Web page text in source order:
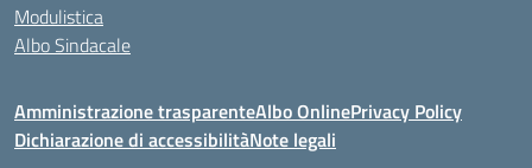
Modulistica
Albo Sindacale
Amministrazione trasparenteAlbo OnlinePrivacy Policy
Dichiarazione di accessibilitàNote legali